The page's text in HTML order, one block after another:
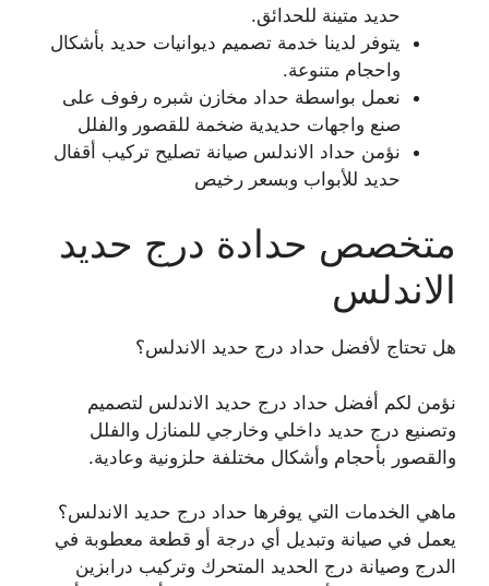
حديد متينة للحدائق.
يتوفر لدينا خدمة تصميم ديوانيات حديد بأشكال
واحجام متنوعة.
نعمل بواسطة حداد مخازن شبره رفوف على
صنع واجهات حديدية ضخمة للقصور والفلل
نؤمن حداد الاندلس صيانة تصليح تركيب أقفال
حديد للأبواب وبسعر رخيص
متخصص حدادة درج حديد
الاندلس
هل تحتاج لأفضل حداد درج حديد الاندلس؟
نؤمن لكم أفضل حداد درج حديد الاندلس لتصميم
وتصنيع درج حديد داخلي وخارجي للمنازل والفلل
والقصور بأحجام وأشكال مختلفة حلزونية وعادية.
ماهي الخدمات التي يوفرها حداد درج حديد الاندلس؟
يعمل في صيانة وتبديل أي درجة أو قطعة معطوبة في
الدرج وصيانة درج الحديد المتحرك وتركيب درابزين